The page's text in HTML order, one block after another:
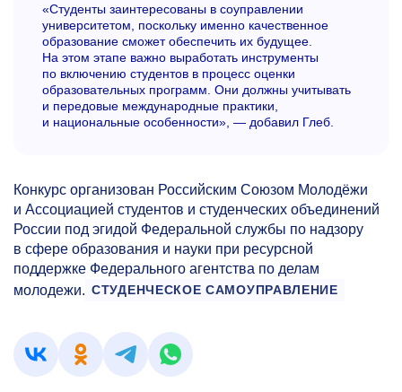
«Студенты заинтересованы в соуправлении
университетом, поскольку именно качественное
образование сможет обеспечить их будущее.
На этом этапе важно выработать инструменты
по включению студентов в процесс оценки
образовательных программ. Они должны учитывать
и передовые международные практики,
и национальные особенности», — добавил Глеб.
Конкурс организован Российским Союзом Молодёжи
и Ассоциацией студентов и студенческих объединений
России под эгидой Федеральной службы по надзору
в сфере образования и науки при ресурсной
поддержке Федерального агентства по делам
молодежи.
СТУДЕНЧЕСКОЕ САМОУПРАВЛЕНИЕ